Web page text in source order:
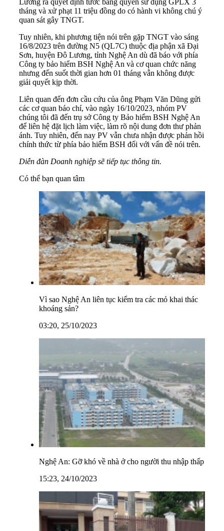
Lương ra quyết định tước bằng quyền sử dụng GPLX 3
tháng và xử phạt 11 triệu đồng do có hành vi không chú ý
quan sát gây TNGT.
Tuy nhiên, khi phương tiện nói trên gặp TNGT vào sáng
16/8/2023 trên đường N5 (QL7C) thuộc địa phận xã Đại
Sơn, huyện Đô Lương, tỉnh Nghệ An dù đã báo với phía
Công ty bảo hiểm BSH Nghệ An và cơ quan chức năng
nhưng đến suốt thời gian hơn 01 tháng vẫn không được
giải quyết kịp thời.
Liên quan đến đơn cầu cứu của ông Phạm Văn Dũng gửi
các cơ quan báo chí, vào ngày 16/10/2023, nhóm PV
chúng tôi đã đến trụ sở Công ty Bảo hiểm BSH Nghệ An
để liên hệ đặt lịch làm việc, làm rõ nội dung đơn thư phản
ánh. Tuy nhiên, đến nay PV vẫn chưa nhận được phản hồi
chính thức từ phía bảo hiểm BSH đối với vấn đề nói trên.
Diễn đàn Doanh nghiệp sẽ tiếp tục thông tin.
Có thể bạn quan tâm
Vì sao Nghệ An liên tục kiểm tra các mỏ khai thác
khoáng sản?
03:20, 25/10/2023
Nghệ An: Gỡ khó về nhà ở cho người thu nhập thấp
15:23, 24/10/2023